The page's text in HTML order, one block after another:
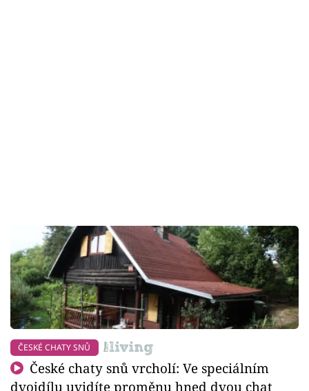
ČESKÉ CHATY SNŮ
České chaty snů vrcholí: Ve speciálním
dvojdílu uvidíte proměnu hned dvou chat